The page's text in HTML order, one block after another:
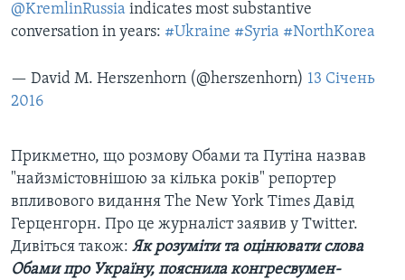
@KremlinRussia indicates most substantive
conversation in years: #Ukraine #Syria #NorthKorea
— David M. Herszenhorn (@herszenhorn) 13 Січень
2016
Прикметно, що розмову Обами та Путіна назвав
"найзмістовнішою за кілька років" репортер
впливового видання The New York Times Давід
Герценгорн. Про це журналіст заявив у Twitter.
Дивіться також: Як розуміти та оцінювати слова
Обами про Україну, пояснила конгресвумен-